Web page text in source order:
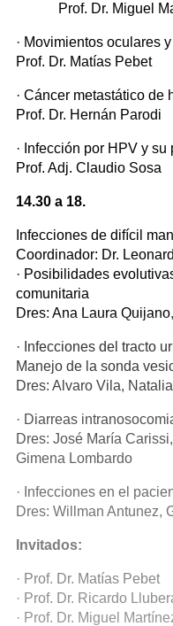
Prof. Dr. Miguel
· Movimientos oculares
Prof. Dr. Matías Pebet
· Cáncer metastático de
Prof. Dr. Hernán Parodi
· Infección por HPV y su
Prof. Adj. Claudio Sosa
14.30 a 18.
Infecciones de difícil
Coordinador: Dr.
· Posibilidades
comunitaria
Dres: Ana Laura
· Infecciones del tracto
Manejo de la sonda
Dres: Alvaro Vila,
· Diarreas
Dres: José María
Gimena Lombardo
· Infecciones en el
Dres: Willman Antunez,
Invitados:
· Prof. Dr. Matías Pebet
· Prof. Dr. Ricardo
· Prof. Dr. Miguel